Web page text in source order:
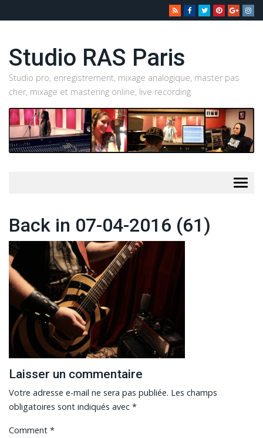
Studio RAS Paris
Studio pro, enregistrement, mixage analogique, master pas
cher, mixage et mastering online, live recording
Back in 07-04-2016 (61)
Laisser un commentaire
Votre adresse e-mail ne sera pas publiée. Les champs
obligatoires sont indiqués avec *
Comment *